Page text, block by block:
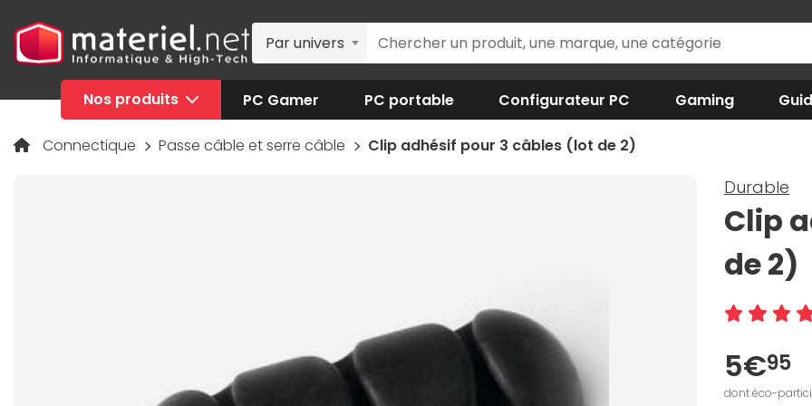
Par univers
Nos produits PC Gamer PC portable Configurateur PC Gaming
Connectique Passe câble et serre câble Clip adhésif pour 3 câbles (lot de 2)
Durable
Clip
de 2)
5€95
dont éco-